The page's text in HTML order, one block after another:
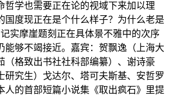
哲学也需要正在论的视域下来加以理
国度现正在是个什么样子？为什么老是
实摩崖题刻正在具体景不雅中的次序
能够不竭接近。嘉宾：贺飘逸（上海大
（格致出书社社科部编纂）、谢诗豪
研究生）戈达尔、塔可夫斯基、安哲罗
人的首部短篇小说集《取出疯石》里提